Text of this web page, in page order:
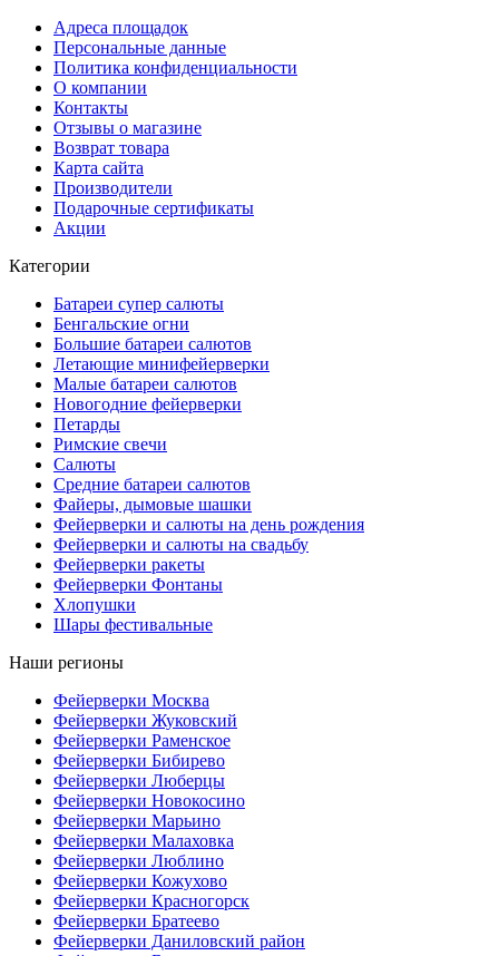
Адреса площадок
Персональные данные
Политика конфиденциальности
О компании
Контакты
Отзывы о магазине
Возврат товара
Карта сайта
Производители
Подарочные сертификаты
Акции
Категории
Батареи супер салюты
Бенгальские огни
Большие батареи салютов
Летающие минифейерверки
Малые батареи салютов
Новогодние фейерверки
Петарды
Римские свечи
Салюты
Средние батареи салютов
Файеры, дымовые шашки
Фейерверки и салюты на день рождения
Фейерверки и салюты на свадьбу
Фейерверки ракеты
Фейерверки Фонтаны
Хлопушки
Шары фестивальные
Наши регионы
Фейерверки Москва
Фейерверки Жуковский
Фейерверки Раменское
Фейерверки Бибирево
Фейерверки Люберцы
Фейерверки Новокосино
Фейерверки Марьино
Фейерверки Малаховка
Фейерверки Люблино
Фейерверки Кожухово
Фейерверки Красногорск
Фейерверки Братеево
Фейерверки Даниловский район